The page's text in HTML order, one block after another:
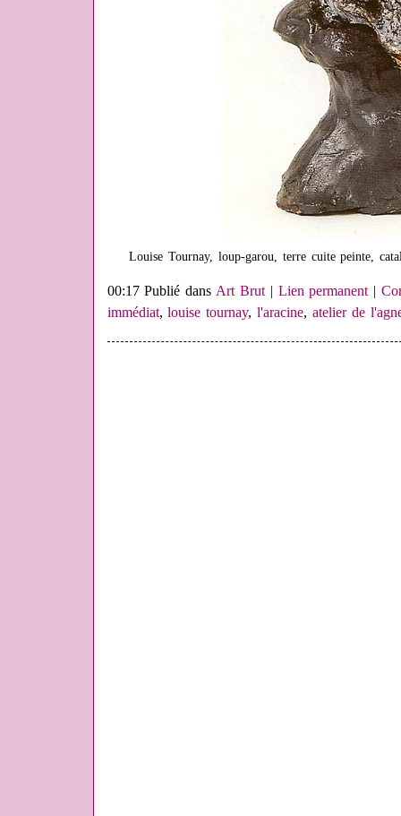
Louise Tournay, loup-garou, terre cuite peinte,
00:17 Publié dansArt Brut| Lien permanent|
immédiat,louise tournay,l'aracine, atelier de